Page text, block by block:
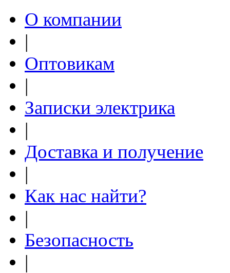
О компании
|
Оптовикам
|
Записки электрика
|
Доставка и получение
|
Как нас найти?
|
Безопасность
|